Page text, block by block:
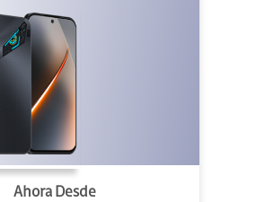
Ahora Desde